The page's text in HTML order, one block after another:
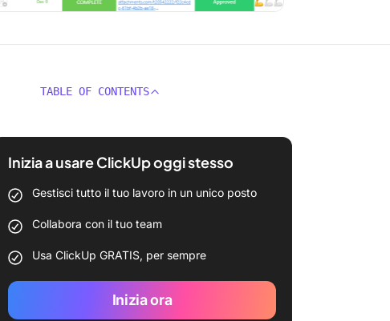
TABLE OF CONTENTS
Inizia a usare ClickUp oggi stesso
Gestisci tutto il tuo lavoro in un unico posto
Collabora con il tuo team
Usa ClickUp GRATIS, per sempre
Inizia ora